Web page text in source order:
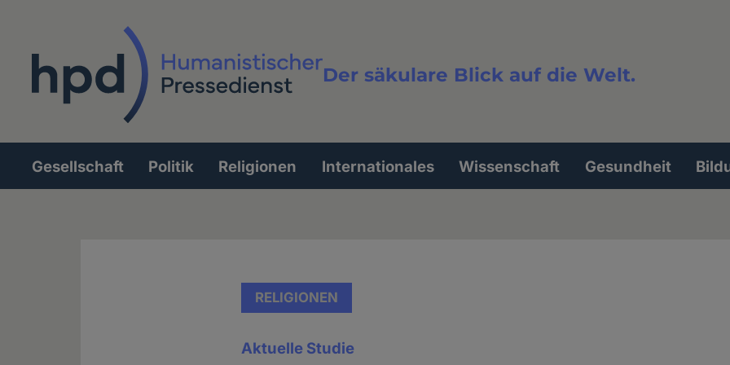
Der säkulare Blick auf die Welt.
Volltextsuche
Hauptnavigation
Gesellschaft Politik Religionen Internationales Wissenschaft Gesundheit
RELIGIONEN
Aktuelle Studie